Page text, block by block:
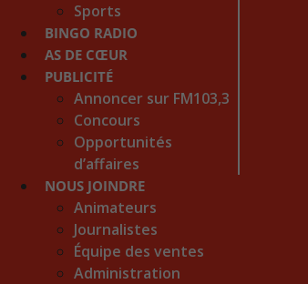
Sports
BINGO RADIO
AS DE CŒUR
PUBLICITÉ
Annoncer sur FM103,3
Concours
Opportunités
d’affaires
NOUS JOINDRE
Animateurs
Journalistes
Équipe des ventes
Administration